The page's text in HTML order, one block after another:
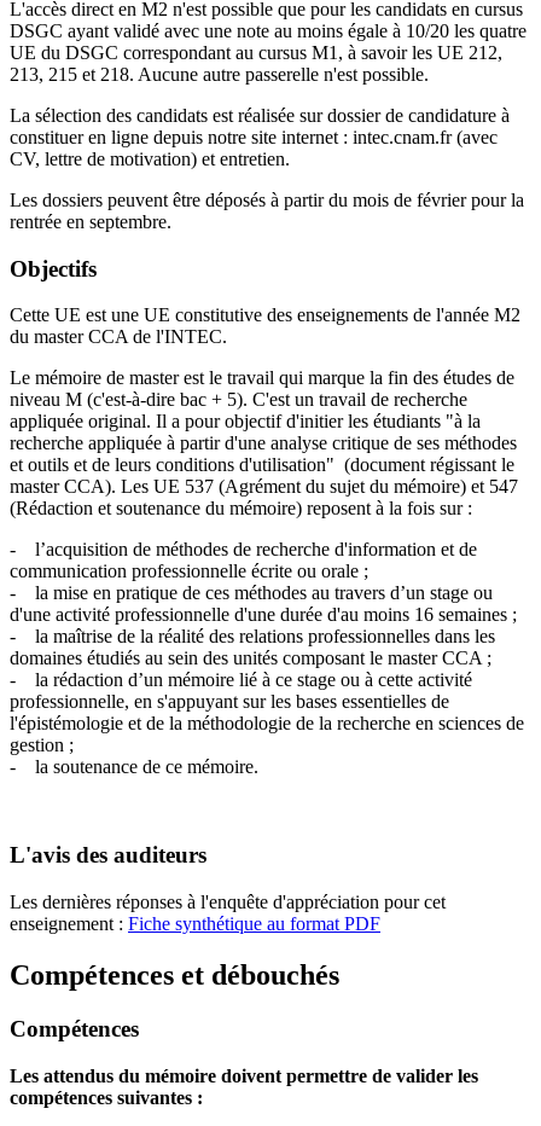
L'accès direct en M2 n'est possible que pour les candidats en cursus
DSGC ayant validé avec une note au moins égale à 10/20 les quatre
UE du DSGC correspondant au cursus M1, à savoir les UE 212,
213, 215 et 218. Aucune autre passerelle n'est possible.
La sélection des candidats est réalisée sur dossier de candidature à
constituer en ligne depuis notre site internet : intec.cnam.fr (avec
CV, lettre de motivation) et entretien.
Les dossiers peuvent être déposés à partir du mois de février pour la
rentrée en septembre.
Objectifs
Cette UE est une UE constitutive des enseignements de l'année M2
du master CCA de l'INTEC.
Le mémoire de master est le travail qui marque la fin des études de
niveau M (c'est-à-dire bac + 5). C'est un travail de recherche
appliquée original. Il a pour objectif d'initier les étudiants "à la
recherche appliquée à partir d'une analyse critique de ses méthodes
et outils et de leurs conditions d'utilisation" (document régissant le
master CCA). Les UE 537 (Agrément du sujet du mémoire) et 547
(Rédaction et soutenance du mémoire) reposent à la fois sur :
- l’acquisition de méthodes de recherche d'information et de
communication professionnelle écrite ou orale ;
- la mise en pratique de ces méthodes au travers d’un stage ou
d'une activité professionnelle d'une durée d'au moins 16 semaines ;
- la maîtrise de la réalité des relations professionnelles dans les
domaines étudiés au sein des unités composant le master CCA ;
- la rédaction d’un mémoire lié à ce stage ou à cette activité
professionnelle, en s'appuyant sur les bases essentielles de
l'épistémologie et de la méthodologie de la recherche en sciences de
gestion ;
- la soutenance de ce mémoire.
L'avis des auditeurs
Les dernières réponses à l'enquête d'appréciation pour cet
enseignement : Fiche synthétique au format PDF
Compétences et débouchés
Compétences
Les attendus du mémoire doivent permettre de valider les
compétences suivantes :